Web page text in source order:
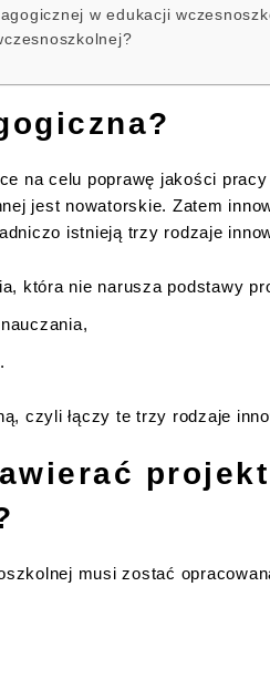
w edukacji
na celu poprawę jakości
jest nowatorskie. Zatem
istnieją trzy rodzaje
która nie narusza podstawy
czyli łączy te trzy rodzaje
musi zostać